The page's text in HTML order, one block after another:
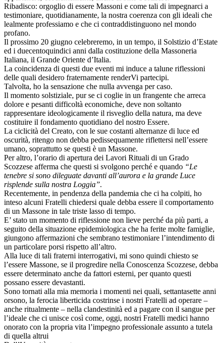
Ribadisco: orgoglio di essere Massoni e come tali di impegnarci a
testimoniare, quotidianamente, la nostra coerenza con gli ideali che
lealmente professiamo e che ci contraddistinguono nel mondo
profano.
Il prossimo 20 giugno celebreremo, in un tempo, il Solstizio d’Estate
ed i duecentoquindici anni dalla costituzione della Massoneria
Italiana, il Grande Oriente d’Italia.
La coincidenza di questi due eventi mi induce a talune riflessioni
delle quali desidero fraternamente renderVi partecipi.
Talvolta, ho la sensazione che nulla avvenga per caso.
Il momento solstiziale, pur se ci coglie in un frangente che arreca
dolore e pesanti difficoltà economiche, deve non soltanto
rappresentare ideologicamente il risveglio della natura, ma deve
costituire il fondamento quotidiano del nostro Essere.
La ciclicità del Creato, con le sue costanti alternanze di luce ed
oscurità, ritengo non debba pedissequamente riflettersi nell’essere
umano, soprattutto se questi è un Massone.
Per altro, l’orario di apertura dei Lavori Rituali di un Grado
Scozzese afferma che questi si svolgono perché e quando “Le
tenebre si sono dileguate davanti all’aurora e la grande Luce
risplende sulla nostra Loggia”.
Recentemente, in pendenza della pandemia che ci ha colpiti, ho
inteso alcuni Fratelli chiedersi quale debba essere il comportamento
di un Massone in tale triste lasso di tempo.
E’ stato un momento di riflessione non lieve perché da più parti, a
seguito della situazione epidemiologica che ha ferite molte famiglie,
giungono affermazioni che sembrano testimoniare l’intendimento di
un particolare porsi rispetto all’altro.
Alla luce di tali fraterni interrogativi, mi sono quindi chiesto se
l’essere Massone, se il progredire nella Conoscenza Scozzese, debba
essere determinato anche da fattori esterni, per quanto questi
possano essere devastanti.
Sono tornati alla mia memoria i momenti nei quali, settantasette anni
orsono, la ferocia liberticida costrinse i nostri Fratelli ad operare –
anche ritualmente – nella clandestinità ed a pagare con il sangue per
l’ideale che ci unisce così come, oggi, nostri Fratelli medici hanno
onorato con la propria vita l’impegno professionale assunto a tutela
di quella altrui